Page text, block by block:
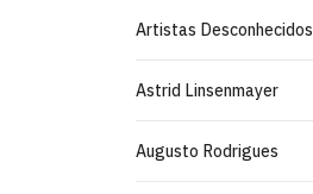
Artistas Desconhecidos
Astrid Linsenmayer
Augusto Rodrigues